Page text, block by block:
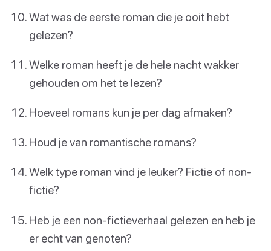
Wat was de eerste roman die je ooit hebt
gelezen?
Welke roman heeft je de hele nacht wakker
gehouden om het te lezen?
Hoeveel romans kun je per dag afmaken?
Houd je van romantische romans?
Welk type roman vind je leuker? Fictie of non-
fictie?
Heb je een non-fictieverhaal gelezen en heb je
er echt van genoten?